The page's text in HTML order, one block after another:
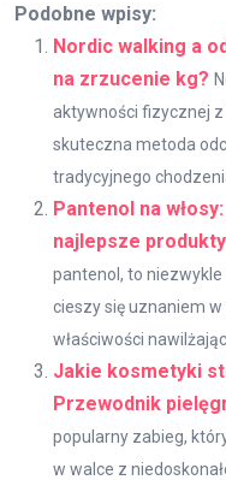
Podobne wpisy:
Nordic walking a
na zrzucenie kg?
aktywności fizycznej
skuteczna metoda
tradycyjnego
Pantenol na
najlepsze produkty
pantenol, to
cieszy się uznaniem w
właściwości
Jakie kosmetyki
Przewodnik
popularny zabieg,
w walce z